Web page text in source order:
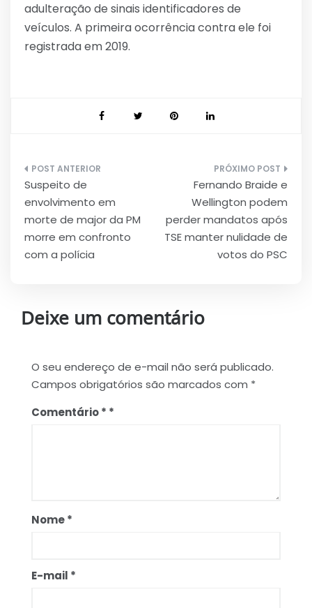
adulteração de sinais identificadores de
veículos. A primeira ocorrência contra ele foi
registrada em 2019.
Navegação
de
Post
Suspeito de
envolvimento em
morte de major da PM
morre em confronto
com a polícia
Fernando Braide e
Wellington podem
perder mandatos após
TSE manter nulidade de
votos do PSC
Deixe um comentário
O seu endereço de e-mail não será publicado.
Campos obrigatórios são marcados com *
Comentário*
Nome*
E-mail *